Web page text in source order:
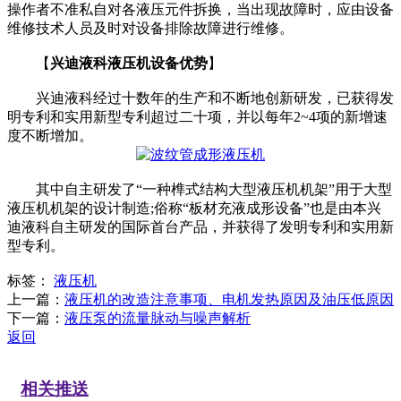
操作者不准私自对各液压元件拆换，当出现故障时，应由设备
维修技术人员及时对设备排除故障进行维修。
【 兴迪液科液压机设备优势】
兴迪液科经过十数年的生产和不断地创新研发，已获得发
明专利和实用新型专利超过二十项，并以每年2~4项的新增速
度不断增加。
其中自主研发了“一种榫式结构大型液压机机架”用于大型
液压机机架的设计制造;俗称“板材充液成形设备”也是由本兴
迪液科自主研发的国际首台产品，并获得了发明专利和实用新
型专利。
标签： 液压机
上一篇： 液压机的改造注意事项、电机发热原因及油压低原因
下一篇： 液压泵的流量脉动与噪声解析
返回
相关推送